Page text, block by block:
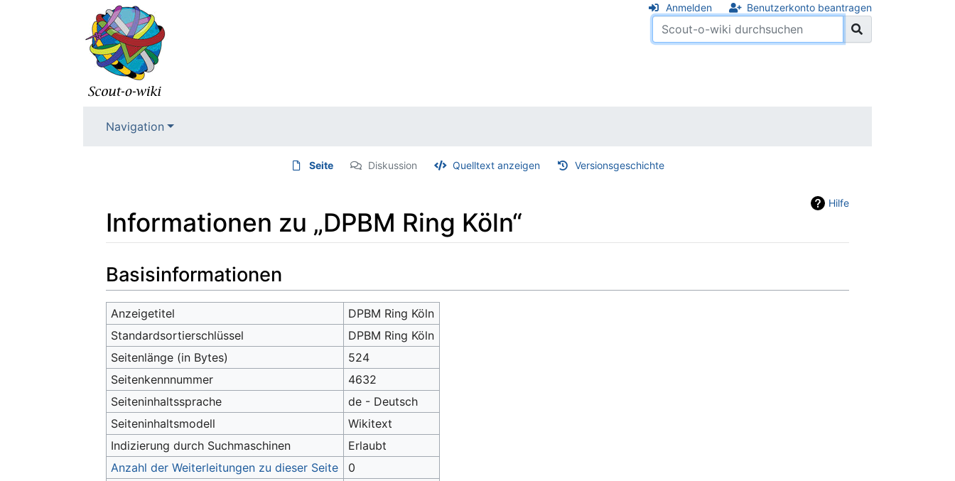
Anmelden Benutzerkonto beantragen
Navigation
Seite Diskussion Quelltext anzeigen Versionsgeschichte
Hilfe
Informationen zu „DPBM Ring Köln“
Basisinformationen
Anzeigetitel
DPBM Ring Köln
Standardsortierschlüssel
DPBM Ring Köln
Seitenlänge (in Bytes)
524
Seitenkennnummer
4632
Seiteninhaltssprache
de - Deutsch
Seiteninhaltsmodell
Wikitext
Indizierung durch Suchmaschinen
Erlaubt
Anzahl der Weiterleitungen zu dieser Seite
0